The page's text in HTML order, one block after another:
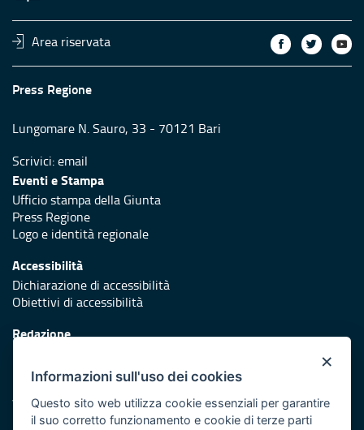
Area riservata
Press Regione
Lungomare N. Sauro, 33 - 70121 Bari
Scrivici:email
Eventi e Stampa
Ufficio stampa della Giunta
Press Regione
Logo e identità regionale
Accessibilità
Dichiarazione di accessibilità
Obiettivi di accessibilità
Redazione
Protezione civile
Vai al sito di Protezione Civile Puglia
×
Informazioni sull'uso dei cookies
Questo sito web utilizza cookie essenziali per garantire
il suo corretto funzionamento e cookie di terze parti